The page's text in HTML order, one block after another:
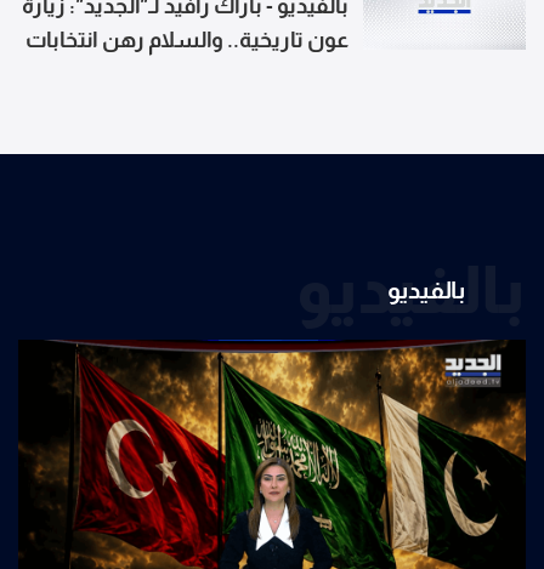
بالفيديو - باراك رافيد لـ"الجديد": زيارة
عون تاريخية.. والسلام رهن انتخابات
بالفيديو
بالفيديو